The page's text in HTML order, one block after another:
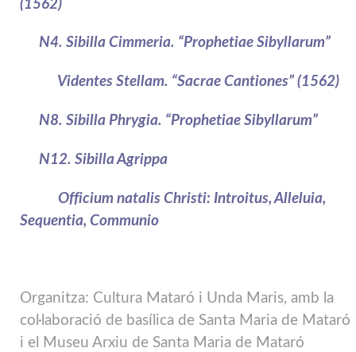
(1562)
N4. Sibilla Cimmeria. “Prophetiae Sibyllarum”
Videntes Stellam. “Sacrae Cantiones” (1562)
N8. Sibilla Phrygia. “Prophetiae Sibyllarum”
N12. Sibilla Agrippa
Officium natalis Christi: Introitus, Alleluia,
Sequentia, Communio
Organitza: Cultura Mataró i Unda Maris, amb la
col·laboració de basílica de Santa Maria de Mataró
i el Museu Arxiu de Santa Maria de Mataró